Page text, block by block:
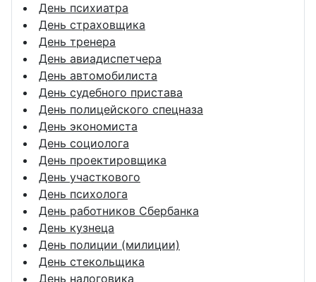
День психиатра
День страховщика
День тренера
День авиадиспетчера
День автомобилиста
День судебного пристава
День полицейского спецназа
День экономиста
День социолога
День проектировщика
День участкового
День психолога
День работников Сбербанка
День кузнеца
День полиции (милиции)
День стекольщика
День налоговика